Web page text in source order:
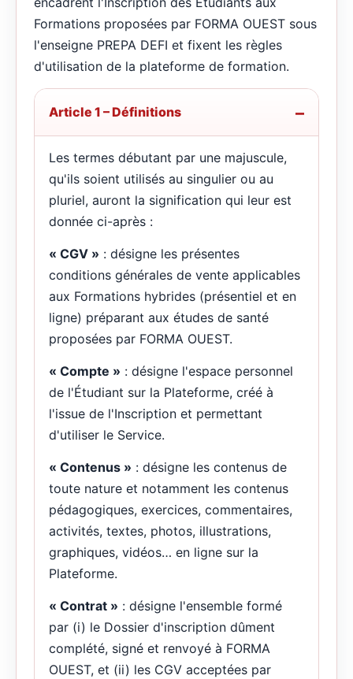
Formations proposées par FORMA OUEST sous
l'enseigne PREPA DEFI et fixent les règles
d'utilisation de la plateforme de formation.
Article 1 – Définitions
Les termes débutant par une majuscule,
qu'ils soient utilisés au singulier ou au
pluriel, auront la signification qui leur est
donnée ci-après :
« CGV » : désigne les présentes
conditions générales de vente applicables
aux Formations hybrides (présentiel et en
ligne) préparant aux études de santé
proposées par FORMA OUEST.
« Compte » : désigne l'espace personnel
de l'Étudiant sur la Plateforme, créé à
l'issue de l'Inscription et permettant
d'utiliser le Service.
« Contenus » : désigne les contenus de
toute nature et notamment les contenus
pédagogiques, exercices, commentaires,
activités, textes, photos, illustrations,
graphiques, vidéos… en ligne sur la
Plateforme.
« Contrat » : désigne l'ensemble formé
par (i) le Dossier d'inscription dûment
complété, signé et renvoyé à FORMA
OUEST, et (ii) les CGV acceptées par